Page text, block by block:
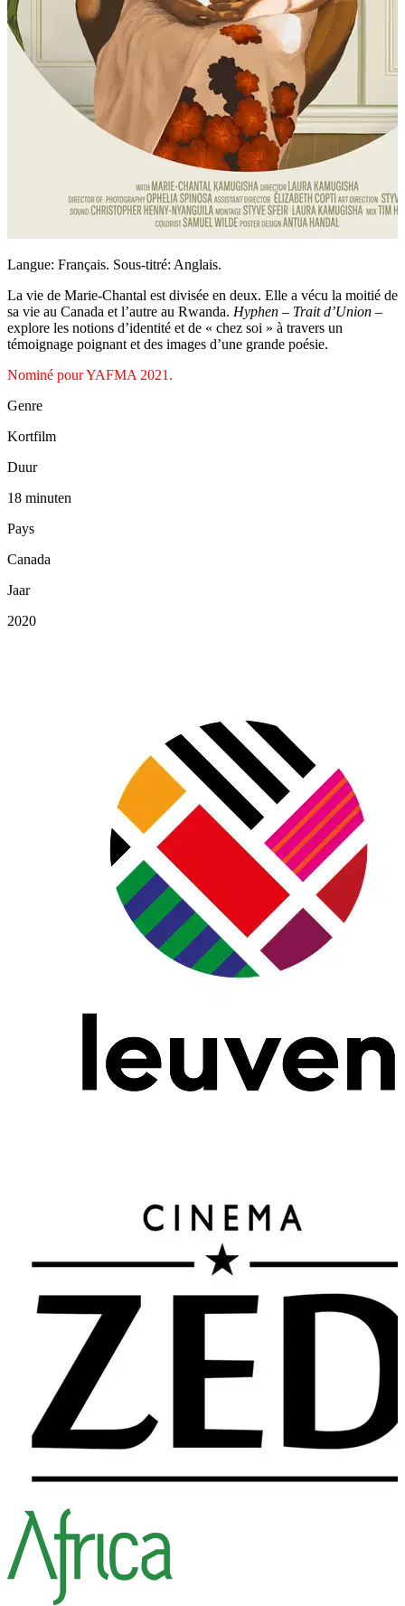
Langue: Français. Sous-titré: Anglais.
La vie de Marie-Chantal est divisée en deux. Elle a vécu la moitié de
sa vie au Canada et l’autre au Rwanda. Hyphen – Trait d’Union –
explore les notions d’identité et de « chez soi » à travers un
témoignage poignant et des images d’une grande poésie.
Nominé pour YAFMA 2021.
Genre
Kortfilm
Duur
18 minuten
Pays
Canada
Jaar
2020